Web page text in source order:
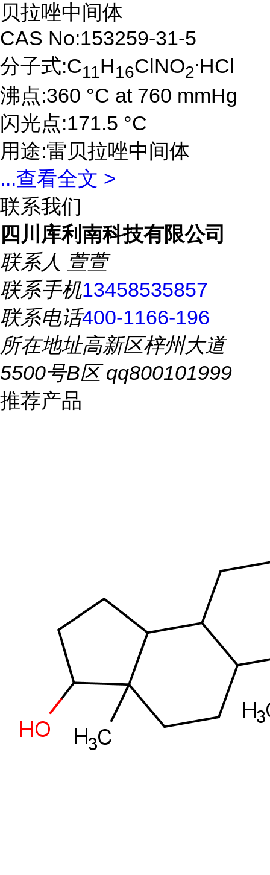
贝拉唑中间体
CAS No:153259-31-5
分子式:C11H16ClNO2
.HCl
沸点:360 °C at 760 mmHg
闪光点:171.5 °C
用途:雷贝拉唑中间体
...查看全文 >
联系我们
四川库利南科技有限公司
联系人 萱萱
联系手机13458535857
联系电话400-1166-196
所在地址高新区梓州大道
5500号B区 qq800101999
推荐产品